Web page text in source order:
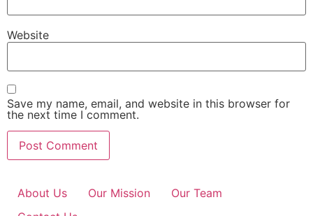
Website
Save my name, email, and website in this browser for
the next time I comment.
About Us Our Mission
Our Team